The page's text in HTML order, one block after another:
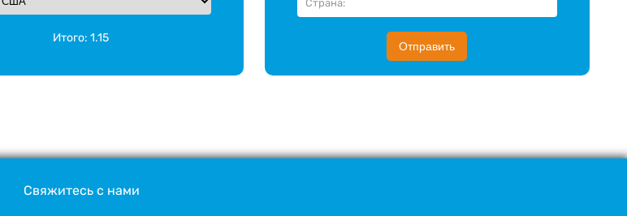
Итого:1.15
Отправить
Свяжитесь с нами